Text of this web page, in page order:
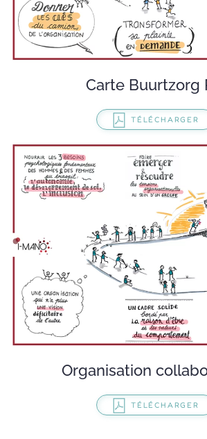
Carte Buurtzorg
TÉLÉCHARGER
Organisation
TÉLÉCHARGER